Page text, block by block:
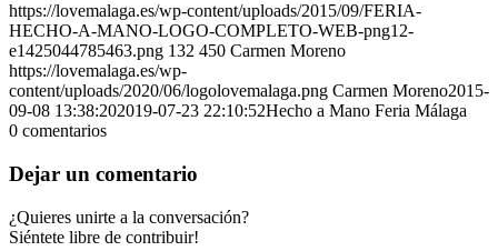
https://lovemalaga.es/wp-content/uploads/2015/09/FERIA-
HECHO-A-MANO-LOGO-COMPLETO-WEB-png12-
e1425044785463.png 132 450 Carmen Moreno
https://lovemalaga.es/wp-
content/uploads/2020/06/logolovemalaga.png Carmen Moreno2015-
09-08 13:38:202019-07-23 22:10:52Hecho a Mano Feria Málaga
0 comentarios
Dejar un comentario
¿Quieres unirte a la conversación?
Siéntete libre de contribuir!